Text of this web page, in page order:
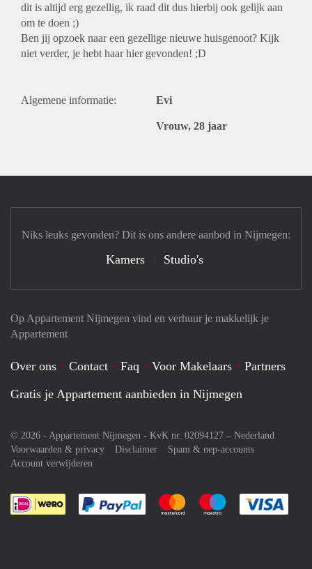
dit is altijd erg gezellig, ik raad dit dus hierbij ook gelijk aan
om te doen ;)
Ben jij opzoek naar een gezellige nieuwe huisgenoot? Kijk
niet verder, je hebt haar hier gevonden! ;D
Algemene informatie: Evi
Vrouw, 28 jaar
Op Appartement Nijmegen vind en verhuur je makkelijk je
Appartement
Over ons Contact Faq Voor Makelaars
Partners
Gratis je Appartement aanbieden in Nijmegen
© 2026 - Appartement Nijmegen - KvK nr. 02094127 – Nederland
Voorwaarden & privacy
Disclaimer
Spam & nep-accounts
Account verwijderen
Je rekent gemakkelijk af met Paypal
Je rekent gemakkelijk af met
Je rekent
Niks leuks gevonden? Dit is ons andere aanbod in Nijmegen:
Kamers Studio's